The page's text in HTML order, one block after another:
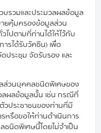
บรวมและประมวลผลข้อมูล
ยคุ้มครองข้อมูลส่วน
ปตามที่ท่านได้ให้ไว้กับ
ารได้รับวัคซีน) เพื่อ
ประชุม จัดรับรอง และ
ส่วนบุคคลชนิดพิเศษของ
วลผลข้อมูลนั้น เช่น กรณีที่
ตัวประชาชนของท่านที่มี
หรือขอให้ท่านดำเนินการ
ชนิดพิเศษนี้โดยไม่จำเป็น